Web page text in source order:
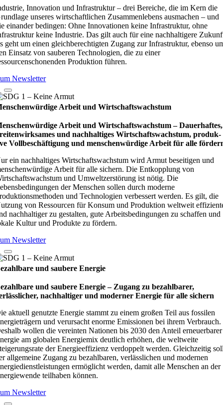
Innovation und Infrastruktur – drei Bereiche, die im Kern die
unseres wirtschaftlichen Zusammenlebens ausmachen – und
einander bedingen: Ohne Innovationen keine Infrastruktur, ohne
keine Industrie. Das gilt auch für eine nachhaltigere
geht um einen gleichberechtigten Zugang zur Infrastruktur, ebenso
Einsatz von sauberen Technologien, die zu einer
Produktion führen.
Newsletter
Arbeit und Wirtschaftswachstum
Arbeit und Wirtschaftswachstum – Dau­e­r­haf­tes,
und nach­hal­ti­ges Wirt­schafts­wachs­tum, pro­duk­
Vollbe­schäf­ti­gung und men­schen­wür­dige Arbeit für alle
ein nachhaltiges Wirtschaftswachstum wird Armut beseitigen und
Arbeit für alle sichern. Die Entkopplung von
und Umweltzerstörung ist nötig. Die
der Menschen sollen durch moderne
und Technologien verbessert werden. Es gilt, die
von Ressourcen für Konsum und Produktion weltweit
nachhaltiger zu gestalten, gute Arbeitsbedingungen zu schaffen und
Kultur und Produkte zu fördern.
Newsletter
und saubere Energie
und saubere Energie – Zugang zu bezahlbarer,
nachhaltiger und moderner Energie für alle sichern
aktuell genutzte Energie stammt zu einem großen Teil aus fossilen
und verursacht enorme Emissionen bei ihrem Verbrauch.
wollen die vereinten Nationen bis 2030 den Anteil erneuerbarer
am globalen Energiemix deutlich erhöhen, die weltweite
der Energieeffizienz verdoppelt werden. Gleichzeitig
allgemeine Zugang zu bezahlbaren, verlässlichen und modernen
ermöglicht werden, damit alle Menschen an der
teilhaben können.
Newsletter